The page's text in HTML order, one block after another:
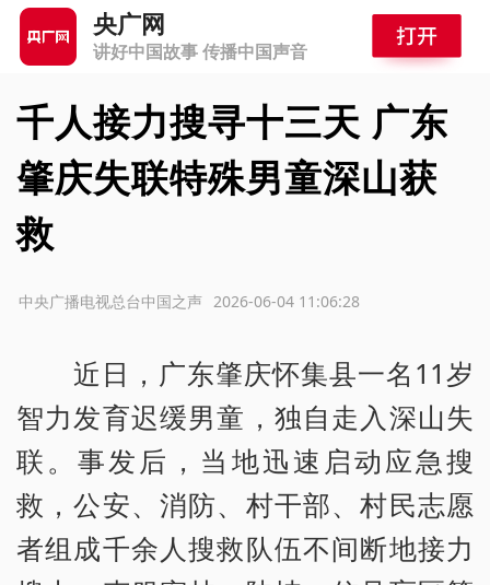
央广网
讲好中国故事 传播中国声音
千人接力搜寻十三天 广东
肇庆失联特殊男童深山获
救
2026-06-04 11:06:28
中央广播电视总台中国之声
近日，广东肇庆怀集县一名11岁
智力发育迟缓男童，独自走入深山失
联。事发后，当地迅速启动应急搜
救，公安、消防、村干部、村民志愿
者组成千余人搜救队伍不间断地接力